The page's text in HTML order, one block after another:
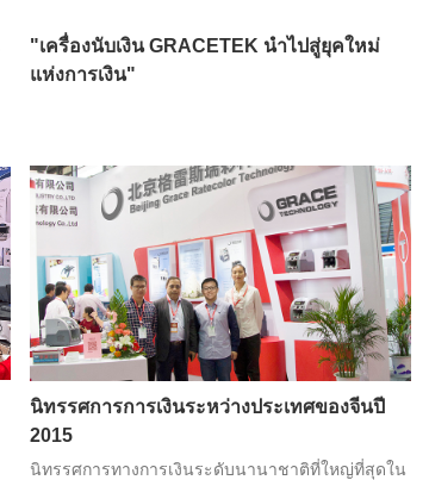
"เครื่องนับเงิน GRACETEK นำไปสู่ยุคใหม่
แห่งการเงิน"
นิทรรศการการเงินระหว่างประเทศของจีนปี
2015
นิทรรศการทางการเงินระดับนานาชาติที่ใหญ่ที่สุดใน